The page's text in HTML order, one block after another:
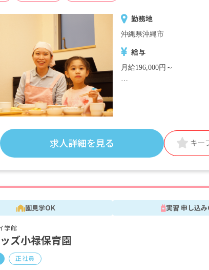
勤務地
沖縄県沖縄市
給与
月給196,000円～
■時間外手当
■昇給（年1回）
※評価期間中に基準に満た
求人詳細を見る キー
園見学OK 実習 申し込
学館
ズ小禄保育園
正社員